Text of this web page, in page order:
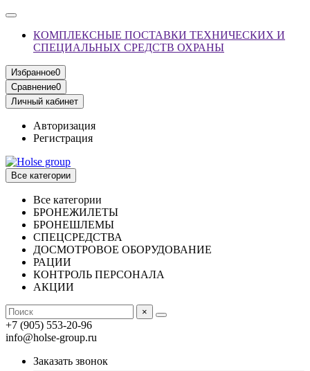
КОМПЛЕКСНЫЕ ПОСТАВКИ ТЕХНИЧЕСКИХ И
СПЕЦИАЛЬНЫХ СРЕДСТВ ОХРАНЫ
Избранное0
Сравнение0
Личный кабинет
Авторизация
Регистрация
Все категории
Все категории
БРОНЕЖИЛЕТЫ
БРОНЕШЛЕМЫ
СПЕЦСРЕДСТВА
ДОСМОТРОВОЕ ОБОРУДОВАНИЕ
РАЦИИ
КОНТРОЛЬ ПЕРСОНАЛА
АКЦИИ
×
+7 (905) 553-20-96
info@holse-group.ru
Заказать звонок